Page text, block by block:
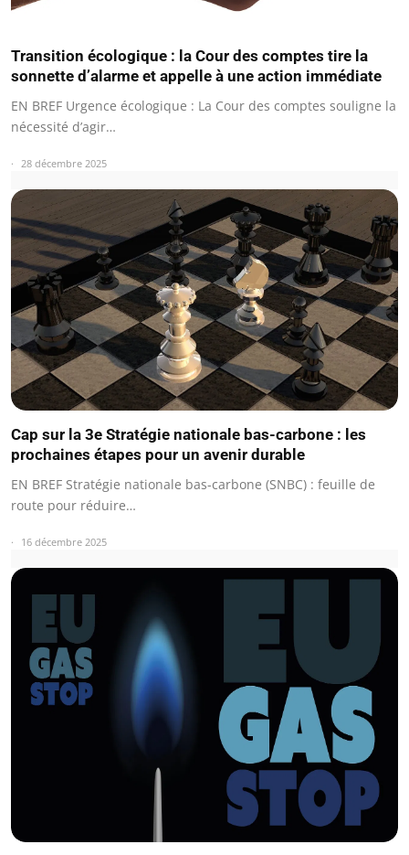
Transition écologique : la Cour des comptes tire la
sonnette d’alarme et appelle à une action immédiate
EN BREF Urgence écologique : La Cour des comptes souligne la
nécessité d’agir…
28 décembre 2025
Cap sur la 3e Stratégie nationale bas-carbone : les
prochaines étapes pour un avenir durable
EN BREF Stratégie nationale bas-carbone (SNBC) : feuille de
route pour réduire…
16 décembre 2025